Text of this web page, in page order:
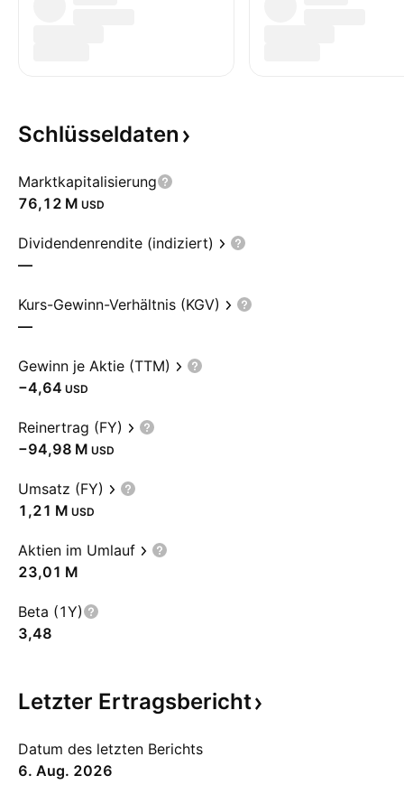
Schlüsseldaten
Marktkapitalisierung
‪76,12 M‬ USD
Dividendenrendite (indiziert)
—
Kurs-Gewinn-Verhältnis (KGV)
—
Gewinn je Aktie (TTM)
−4,64 USD
Reinertrag (FY)
‪−94,98 M‬ USD
Umsatz (FY)
‪1,21 M‬ USD
Aktien im Umlauf
‪23,01 M‬
Beta (1Y)
3,48
Letzter Ertragsbericht
Datum des letzten Berichts
6. Aug. 2026